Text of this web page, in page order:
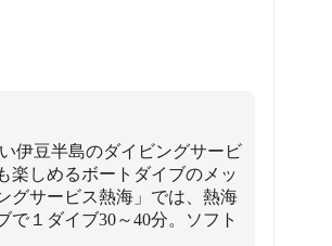
伊豆半島のダイビングサービ
楽しめるボートダイブのメッ
グサービス熱海」では、熱海
１ダイブ30～40分。ソフト